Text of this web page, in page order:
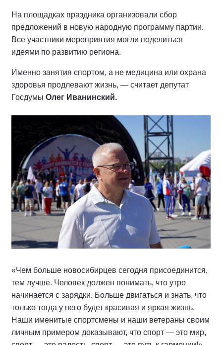
На площадках праздника организовали сбор
предложений в новую народную программу партии.
Все участники мероприятия могли поделиться
идеями по развитию региона.
Именно занятия спортом, а не медицина или охрана
здоровья продлевают жизнь, — считает депутат
Госдумы Олег Иванинский.
«Чем больше новосибирцев сегодня присоединится,
тем лучше. Человек должен понимать, что утро
начинается с зарядки. Больше двигаться и знать, что
только тогда у него будет красивая и яркая жизнь.
Наши именитые спортсмены и наши ветераны своим
личным примером доказывают, что спорт — это мир,